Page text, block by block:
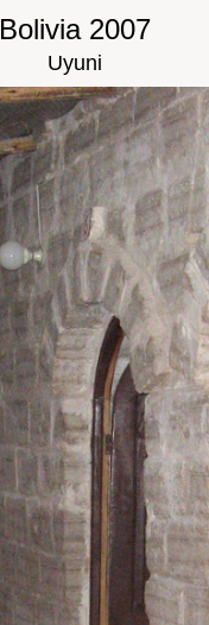
Bolivia 2007
Uyuni